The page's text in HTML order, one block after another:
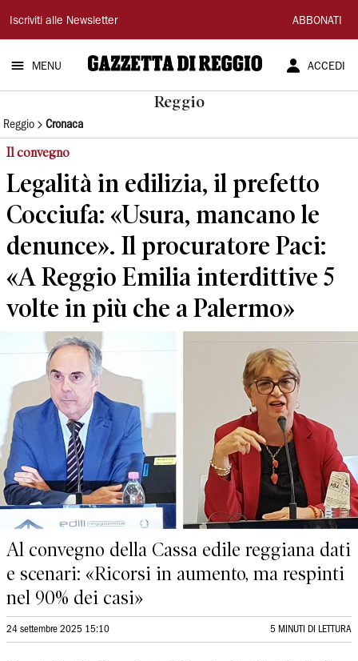
Gazzetta
di
Reggio
Iscriviti alle Newsletter ABBONATI
MENU ACCEDI
Reggio
Reggio Cronaca
Il convegno
Legalità in edilizia, il prefetto
Cocciufa: «Usura, mancano le
denunce». Il procuratore Paci:
«A Reggio Emilia interdittive 5
volte in più che a Palermo»
Al convegno della Cassa edile reggiana dati
e scenari: «Ricorsi in aumento, ma respinti
nel 90% dei casi»
24 settembre 2025 15:10 5 MINUTI DI LETTURA